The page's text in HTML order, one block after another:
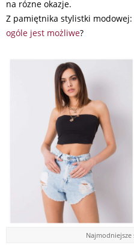
na rózne okazje.
Z pamiętnika stylistki modowej:
ogóle jest możliwe?